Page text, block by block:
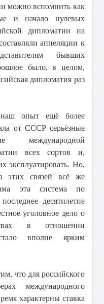
можно вспомнить как
и начало нулевых
дипломатии на
аппеляции к
бывших
было, в целом,
дипломатия раз
опыт ещё более
от СССР серьёзные
всех сортов и,
эксплуатировать. Но,
этих связей всё же
эта система по
десятилетие
уголовное дело о
в отношении
вполне ярким
что для российского
международного
характерны ставка